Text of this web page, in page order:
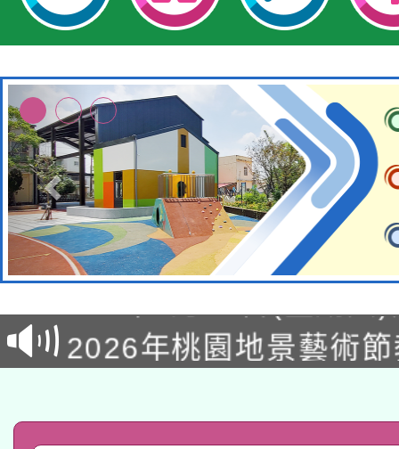
轉知經濟部水利署委託
業技術研究院辦理「
用水績優單位及節水達
115年8月22日(星期六
桃園市孔廟祈福系列
2026年桃園地景藝術
「2026桃園藝術巡演
關事宜
轉知教育部國民及學前